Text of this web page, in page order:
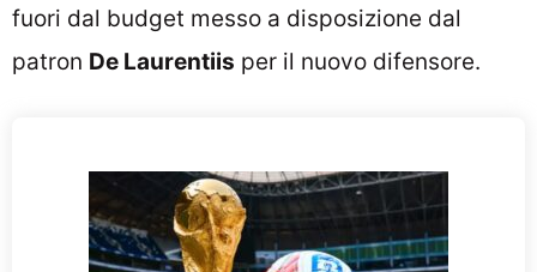
fuori dal budget messo a disposizione dal
patron De Laurentiis per il nuovo difensore.